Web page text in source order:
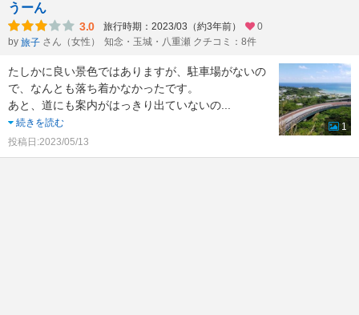
うーん
3.0 旅行時期：2023/03（約3年前）
0
by 旅子 さん（女性） 知念・玉城・八重瀬 クチコミ：8件
たしかに良い景色ではありますが、駐車場がないの
で、なんとも落ち着かなかったです。
あと、道にも案内がはっきり出ていないの
続きを読む
投稿日:2023/05/13
1